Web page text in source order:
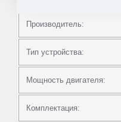
Производитель:
Тип устройства:
Мощность двигателя:
Комплектация: